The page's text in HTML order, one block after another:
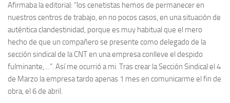
Afirmaba la editorial: “los cenetistas hemos de permanecer en
nuestros centros de trabajo, en no pocos casos, en una situa­ción de
auténtica clandestinidad, porque es muy habitual que el mero
hecho de que un compañero se presente como delegado de la
sección sindical de la CNT en una empresa conlleve el despido
fulminante,…”. Así me ocurrió a mi. Tras crear la Sección Sindical el 4
de Marzo la empresa tardo apenas 1 mes en comunicarme el fin de
obra, el 6 de abril.